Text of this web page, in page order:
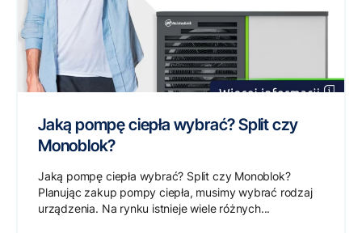
Jaką pompę ciepła wybrać? Split czy
Monoblok?
Jaką pompę ciepła wybrać? Split czy Monoblok?
Planując zakup pompy ciepła, musimy wybrać rodzaj
urządzenia. Na rynku istnieje wiele różnych...